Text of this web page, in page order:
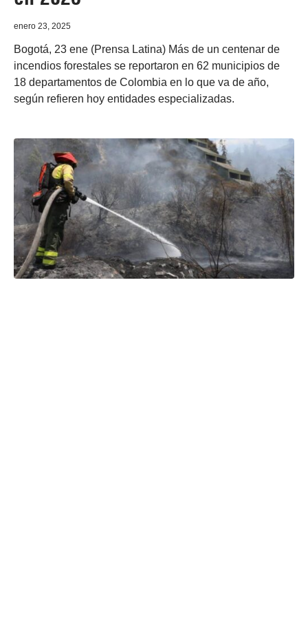
enero 23, 2025
Bogotá, 23 ene (Prensa Latina) Más de un centenar de
incendios forestales se reportaron en 62 municipios de
18 departamentos de Colombia en lo que va de año,
según refieren hoy entidades especializadas.